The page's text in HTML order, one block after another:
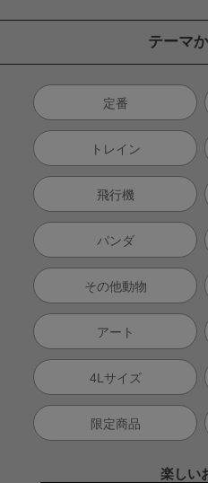
テーマ
定番
トレイン
飛行機
パンダ
その他動物
アート
4Lサイズ
限定商品
楽しい